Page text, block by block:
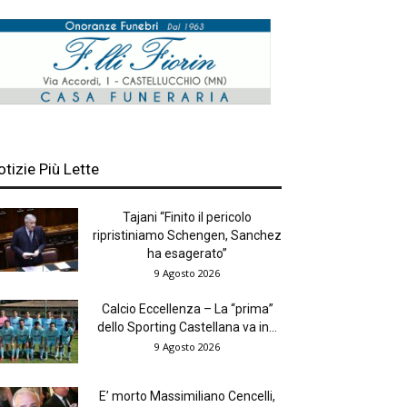
Più Lette
Tajani “Finito il pericolo
ripristiniamo Schengen, Sanchez
ha esagerato”
9 Agosto 2026
Calcio Eccellenza – La “prima”
dello Sporting Castellana va in...
9 Agosto 2026
E’ morto Massimiliano Cencelli,